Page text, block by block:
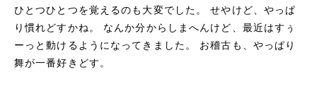
ひとつひとつを覚えるのも大変でした。 せやけど、やっぱ
り慣れどすかね。 なんか分からしまへんけど、最近はすぅ
ーっと動けるようになってきました。 お稽古も、やっぱり
舞が一番好きどす。